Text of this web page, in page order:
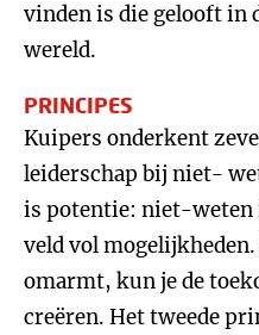
vinden is die gelooft in
wereld.
PRINCIPES
Kuipers onderkent
leiderschap bij niet-
is potentie: niet-weten
veld vol
omarmt, kun je de
creëren. Het tweede